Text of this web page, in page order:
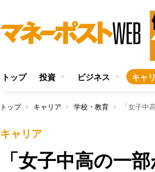
トップ 投資 ビジネス キャ
トップ キャリア 学校・教育
キャリア
「女子中高の一